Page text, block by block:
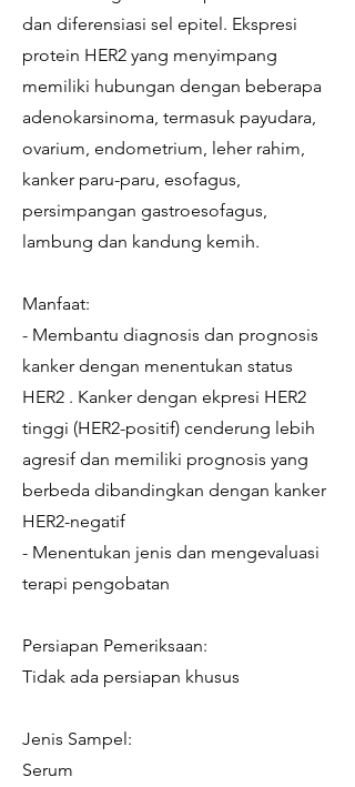
dan diferensiasi sel epitel. Ekspresi
protein HER2 yang menyimpang
memiliki hubungan dengan beberapa
adenokarsinoma, termasuk payudara,
ovarium, endometrium, leher rahim,
kanker paru-paru, esofagus,
persimpangan gastroesofagus,
lambung dan kandung kemih.
Manfaat:
- Membantu diagnosis dan prognosis
kanker dengan menentukan status
HER2 . Kanker dengan ekpresi HER2
tinggi (HER2-positif) cenderung lebih
agresif dan memiliki prognosis yang
berbeda dibandingkan dengan kanker
HER2-negatif
- Menentukan jenis dan mengevaluasi
terapi pengobatan
Persiapan Pemeriksaan:
Tidak ada persiapan khusus
Jenis Sampel:
Serum